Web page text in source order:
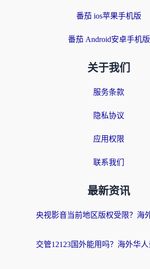
番茄 ios苹果手机版
番茄 Android安卓手机版
关于我们
服务条款
隐私协议
应用权限
联系我们
最新资讯